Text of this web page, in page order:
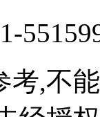
考,不